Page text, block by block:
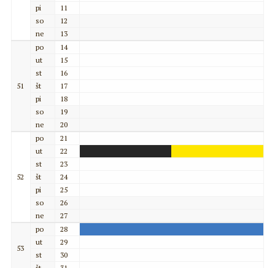
pi
11
so
12
ne
13
51
po
14
ut
15
st
16
št
17
pi
18
so
19
ne
20
52
po
21
ut
22
st
23
št
24
pi
25
so
26
ne
27
53
po
28
ut
29
st
30